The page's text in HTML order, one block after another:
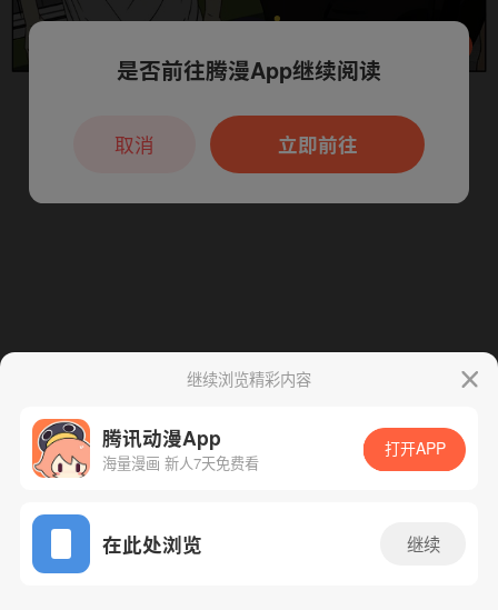
App免费看
下一话 腾漫App免费看
继续浏览精彩内容
腾讯动漫App
海量漫画 新人7天免费看
打开APP
在此处浏览 继续
本章节仅支持App阅读，可打开App新用
户7天免费看
是否前往腾漫App继续阅读
立即前往
取消